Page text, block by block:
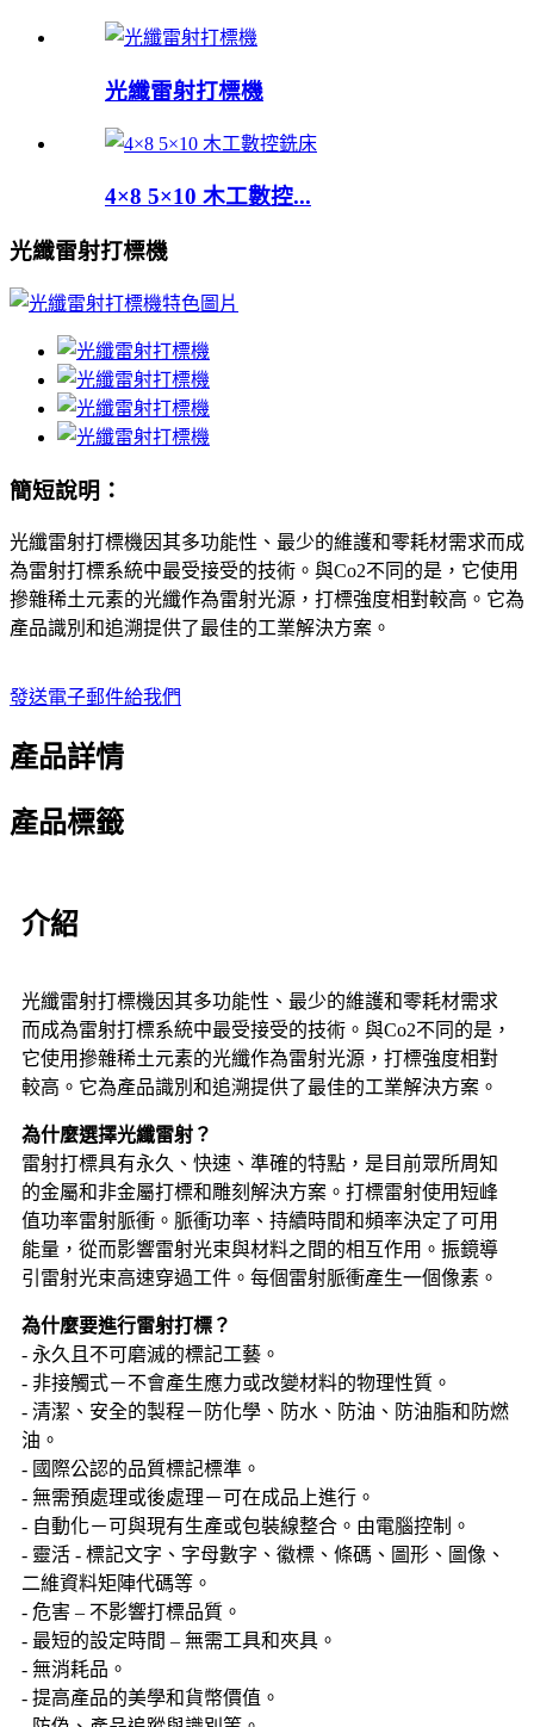
光纖雷射打標機
4×8 5×10 木工數控...
光纖雷射打標機
簡短說明：
光纖雷射打標機因其多功能性、最少的維護和零耗材需求而成
為雷射打標系統中最受接受的技術。與Co2不同的是，它使用
摻雜稀土元素的光纖作為雷射光源，打標強度相對較高。它為
產品識別和追溯提供了最佳的工業解決方案。
發送電子郵件給我們
產品詳情
產品標籤
介紹
光纖雷射打標機因其多功能性、最少的維護和零耗材需求
而成為雷射打標系統中最受接受的技術。與Co2不同的是，
它使用摻雜稀土元素的光纖作為雷射光源，打標強度相對
較高。它為產品識別和追溯提供了最佳的工業解決方案。
為什麼選擇光纖雷射？
雷射打標具有永久、快速、準確的特點，是目前眾所周知
的金屬和非金屬打標和雕刻解決方案。打標雷射使用短峰
值功率雷射脈衝。脈衝功率、持續時間和頻率決定了可用
能量，從而影響雷射光束與材料之間的相互作用。振鏡導
引雷射光束高速穿過工件。每個雷射脈衝產生一個像素。
為什麼要進行雷射打標？
- 永久且不可磨滅的標記工藝。
- 非接觸式－不會產生應力或改變材料的物理性質。
- 清潔、安全的製程－防化學、防水、防油、防油脂和防燃
油。
- 國際公認的品質標記標準。
- 無需預處理或後處理－可在成品上進行。
- 自動化－可與現有生產或包裝線整合。由電腦控制。
- 靈活 - 標記文字、字母數字、徽標、條碼、圖形、圖像、
二維資料矩陣代碼等。
- 危害 – 不影響打標品質。
- 最短的設定時間 – 無需工具和夾具。
- 無消耗品。
- 提高產品的美學和貨幣價值。